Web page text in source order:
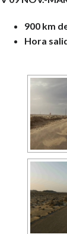
900 km
Hora